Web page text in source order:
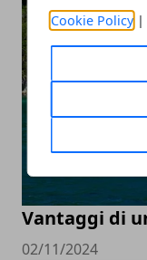
Cookie Policy|
Vantaggi di
02/11/2024